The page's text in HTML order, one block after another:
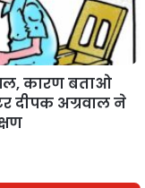
कारण बताओ
दीपक अग्रवाल ने